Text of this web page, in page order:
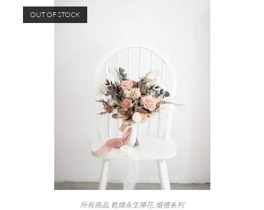
OUT OF STOCK
所有商品 乾燥永生捧花, 婚禮系列